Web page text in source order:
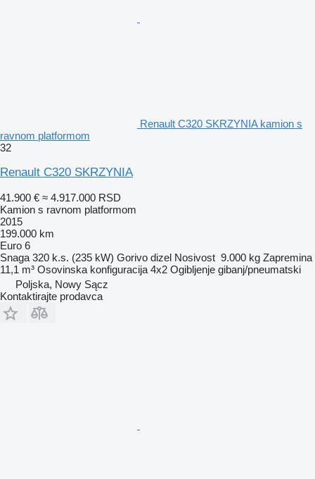
Renault C320 SKRZYNIA kamion s
ravnom platformom
32
Renault C320 SKRZYNIA
41.900 € ≈ 4.917.000 RSD
Kamion s ravnom platformom
2015
199.000 km
Euro 6
Snaga 320 k.s. (235 kW) Gorivo dizel Nosivost 9.000 kg Zapremina
11,1 m³ Osovinska konfiguracija 4x2 Ogibljenje gibanj/pneumatski
Poljska, Nowy Sącz
Kontaktirajte prodavca